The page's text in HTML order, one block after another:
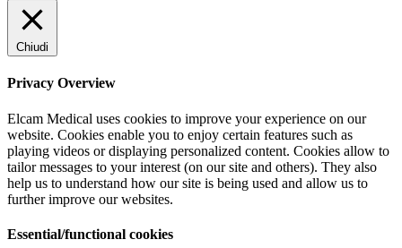
Chiudi
Privacy Overview
Elcam Medical uses cookies to improve your experience on our
website. Cookies enable you to enjoy certain features such as
playing videos or displaying personalized content. Cookies allow to
tailor messages to your interest (on our site and others). They also
help us to understand how our site is being used and allow us to
further improve our websites.
Essential/functional cookies